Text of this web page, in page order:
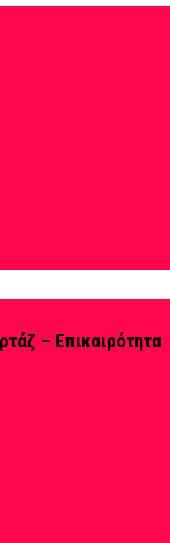
– Επικαιρότητα